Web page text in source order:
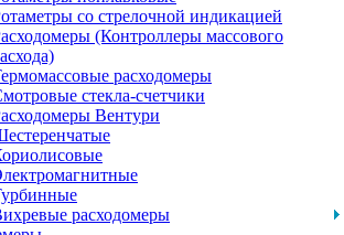
со стрелочной индикацией
(Контроллеры массового
расходомеры
стекла-счетчики
Вентури
расходомеры